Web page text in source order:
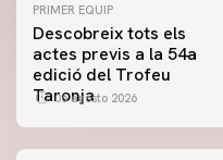
PRIMER EQUIP
Descobreix tots els
actes previs a la 54a
edició del Trofeu
Taronja
06 agosto 2026